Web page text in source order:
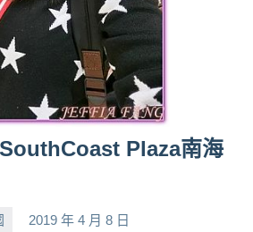
Plaza南海
2019 年 4 月 8 日